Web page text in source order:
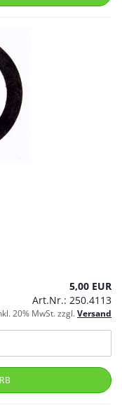
5,00 EUR
Art.Nr.: 250.4113
20% MwSt. zzgl.Versand